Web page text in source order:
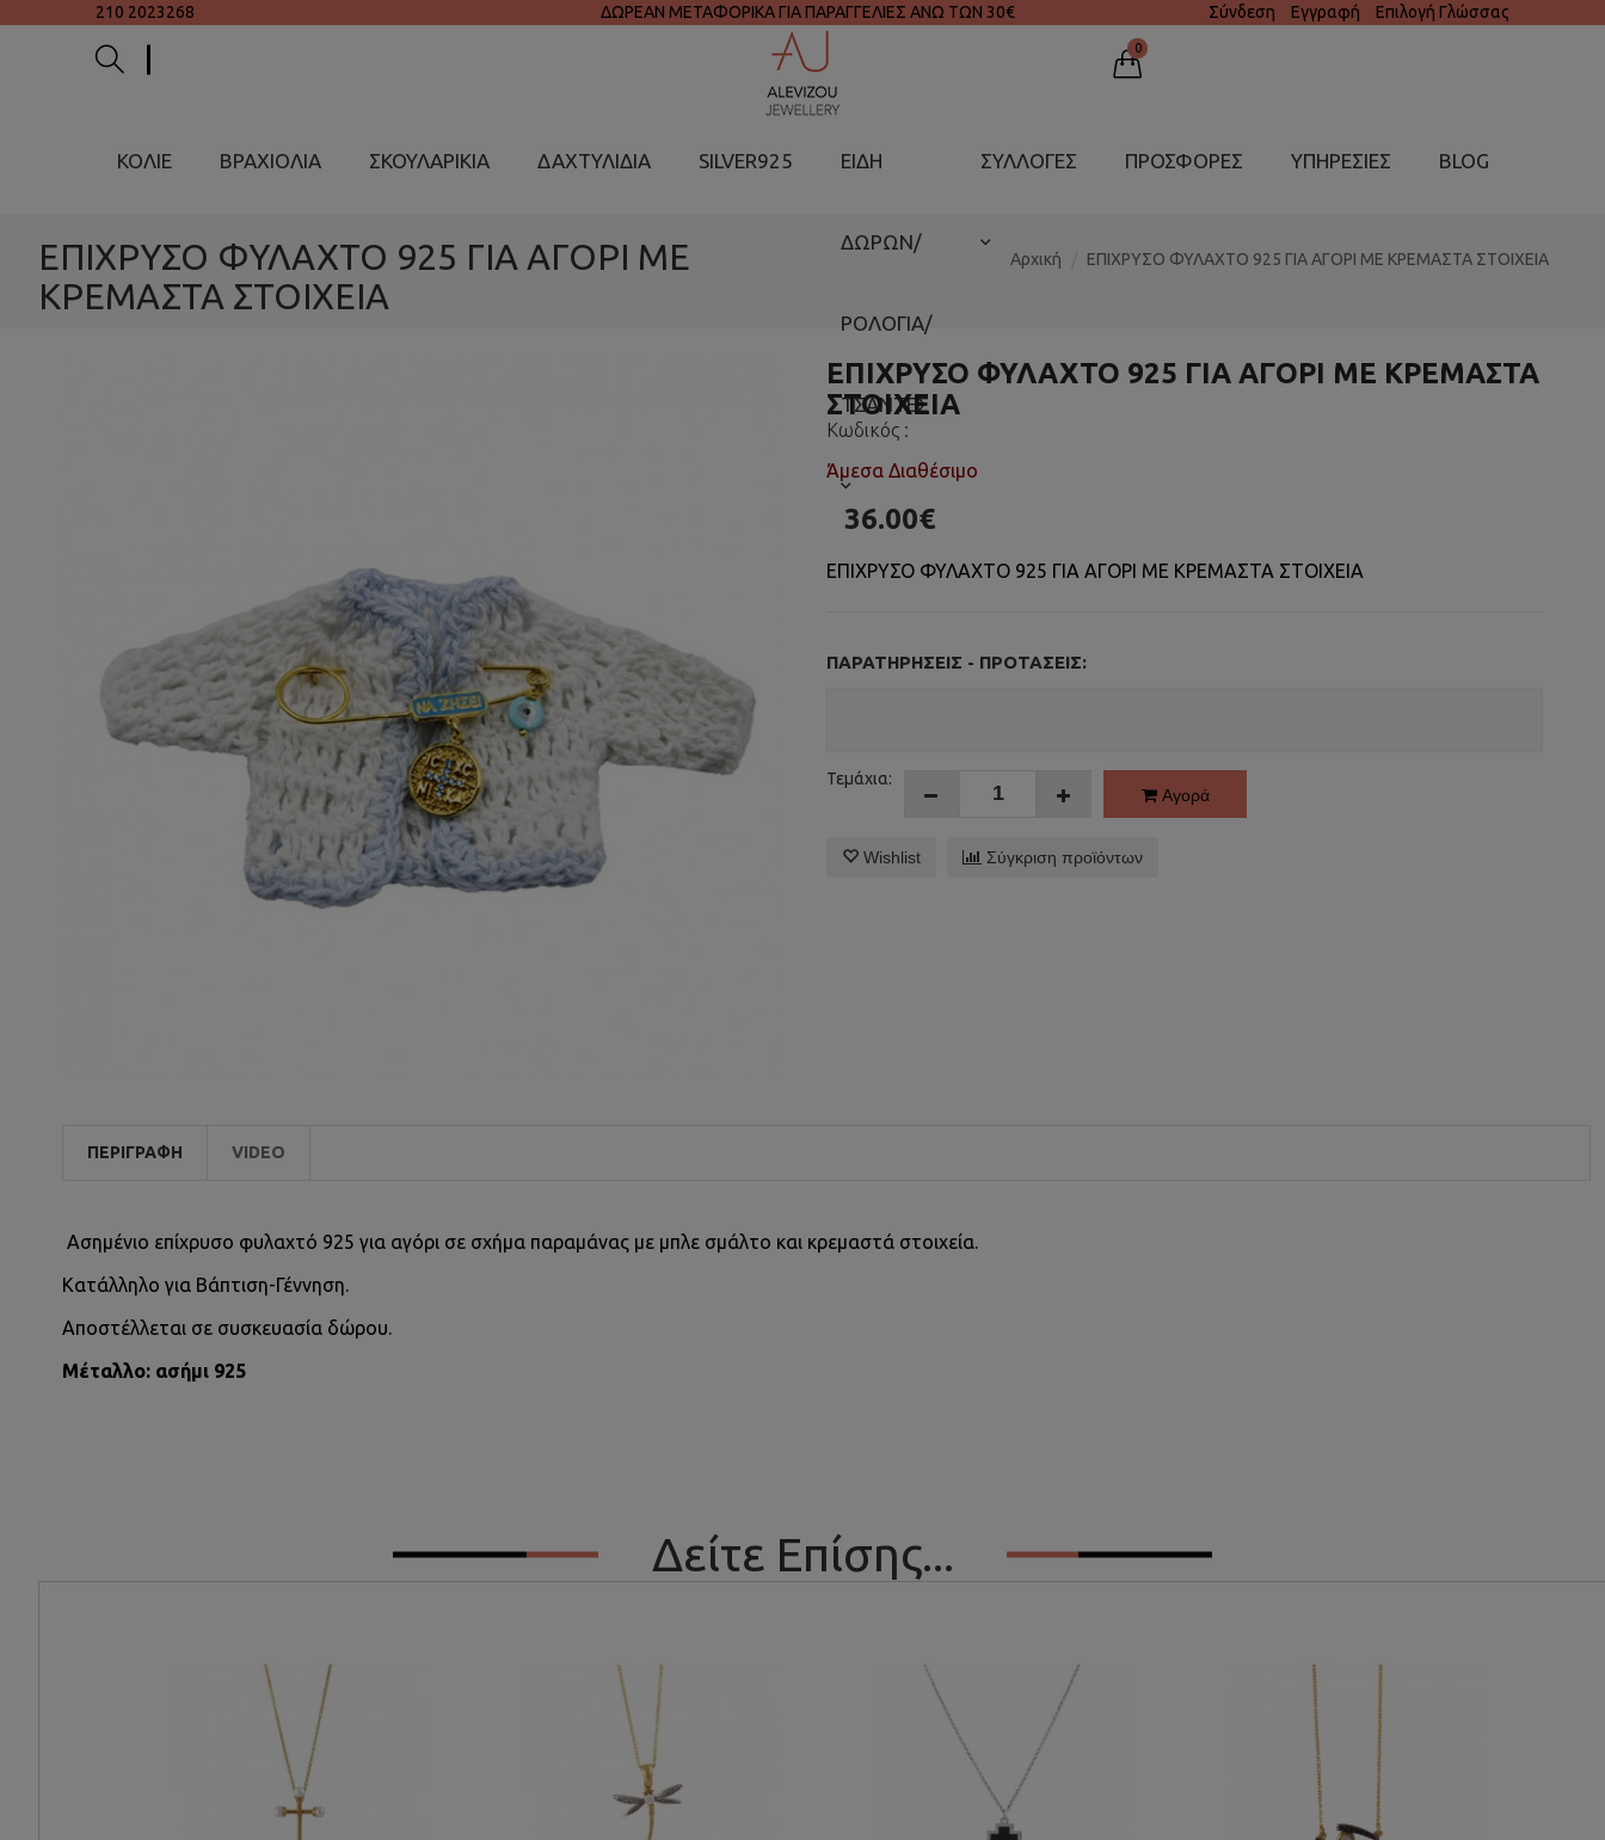
210 2023268 ΔΩΡΕΑΝ ΜΕΤΑΦΟΡΙΚΑ ΓΙΑ ΠΑΡΑΓΓΕΛΙΕΣ ΑΝΩ ΤΩΝ 30€ Σύνδεση Εγγραφή Επιλογή Γλώσσας
0
ΚΟΛΙΕ ΒΡΑΧΙΟΛΙΑ ΣΚΟΥΛΑΡΙΚΙΑ ΔΑΧΤΥΛΙΔΙΑ SILVER925 ΕΙΔΗ
ΔΩΡΩΝ/
ΡΟΛΟΓΙΑ/
ΤΣΑΝΤΕΣ
ΣΥΛΛΟΓΕΣ ΠΡΟΣΦΟΡΕΣ ΥΠΗΡΕΣΊΕΣ BLOG
ΕΠΙΧΡΥΣΟ ΦΥΛΑΧΤΟ 925 ΓΙΑ ΑΓΟΡΙ ΜΕ
ΚΡΕΜΑΣΤΑ ΣΤΟΙΧΕΙΑ
Αρχική ΕΠΙΧΡΥΣΟ ΦΥΛΑΧΤΟ 925 ΓΙΑ ΑΓΟΡΙ ΜΕ ΚΡΕΜΑΣΤΑ ΣΤΟΙΧΕΙΑ
ΕΠΙΧΡΥΣΟ ΦΥΛΑΧΤΟ 925 ΓΙΑ ΑΓΟΡΙ ΜΕ ΚΡΕΜΑΣΤΑ
ΣΤΟΙΧΕΙΑ
Κωδικός :
Άμεσα Διαθέσιμο
36.00€
ΕΠΙΧΡΥΣΟ ΦΥΛΑΧΤΟ 925 ΓΙΑ ΑΓΟΡΙ ΜΕ ΚΡΕΜΑΣΤΑ ΣΤΟΙΧΕΙΑ
ΠΑΡΑΤΗΡΉΣΕΙΣ - ΠΡΟΤΆΣΕΙΣ:
Τεμάχια:
Αγορά
Wishlist Σύγκριση προϊόντων
ΠΕΡΙΓΡΑΦΉ VIDEO
Ασημένιο επίχρυσο φυλαχτό 925 για αγόρι σε σχήμα παραμάνας με μπλε σμάλτο και κρεμαστά στοιχεία.
Κατάλληλο για Βάπτιση-Γέννηση.
Αποστέλλεται σε συσκευασία δώρου.
Μέταλλο: ασήμι 925
Δείτε Επίσης...